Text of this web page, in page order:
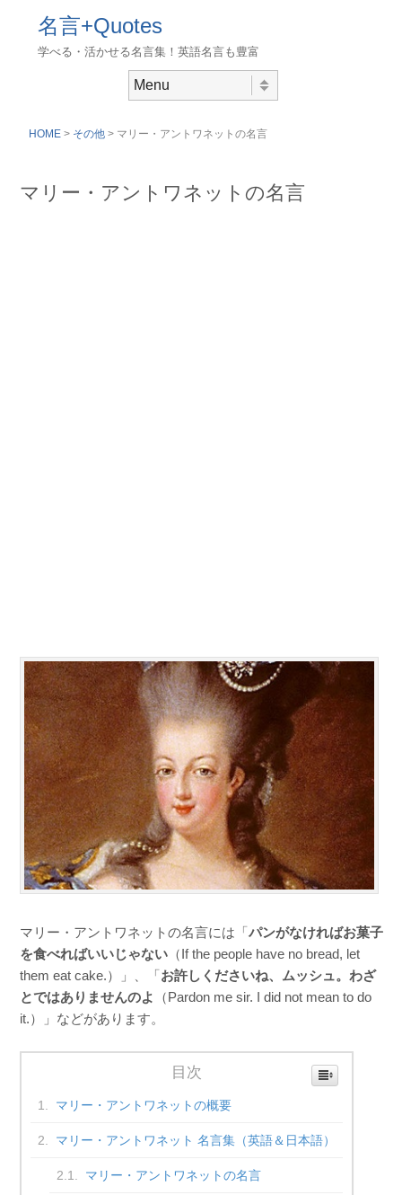
名言+Quotes
学べる・活かせる名言集！英語名言も豊富
HOME > その他 > マリー・アントワネットの名言
マリー・アントワネットの名言
マリー・アントワネットの名言には「パンがなければお菓子
を食べればいいじゃない （If the people have no bread, let
them eat cake.）」、「お許しくださいね、ムッシュ。わざ
とではありませんのよ
（Pardon me sir. I did not mean to do
it.）」などがあります。
目次
マリー・アントワネットの概要
マリー・アントワネット 名言集（英語＆日本語）
マリー・アントワネットの名言